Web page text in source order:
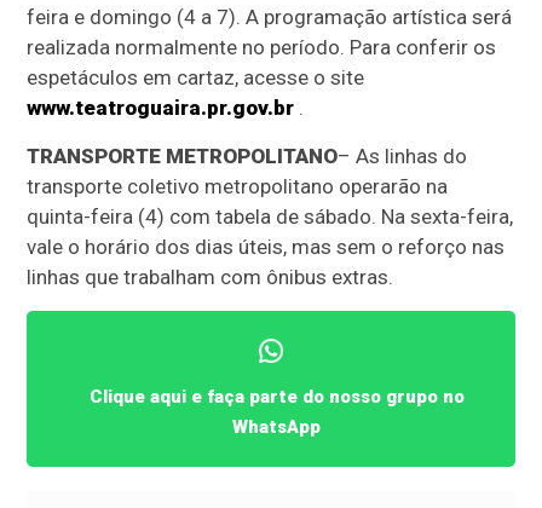
feira e domingo (4 a 7). A programação artística será
realizada normalmente no período. Para conferir os
espetáculos em cartaz, acesse o site
www.teatroguaira.pr.gov.br .
TRANSPORTE METROPOLITANO– As linhas do
transporte coletivo metropolitano operarão na
quinta-feira (4) com tabela de sábado. Na sexta-feira,
vale o horário dos dias úteis, mas sem o reforço nas
linhas que trabalham com ônibus extras.
Clique aqui e faça parte do nosso grupo no
WhatsApp